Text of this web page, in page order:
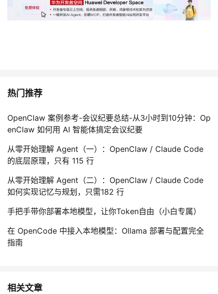
热门推荐
OpenClaw 案例参考-会议纪要总结-从3小时到10分钟：Op
enClaw 如何用 AI 智能体搞定会议纪要
从零开始理解 Agent（一）：OpenClaw / Claude Code
的底层原理，只有 115 行
从零开始理解 Agent（二）：OpenClaw / Claude Code
如何实现记忆与规划，只需182 行
手把手带你部署本地模型，让你Token自由（小白专属）
在 OpenCode 中接入本地模型：Ollama 部署与配置完全
指南
相关文章